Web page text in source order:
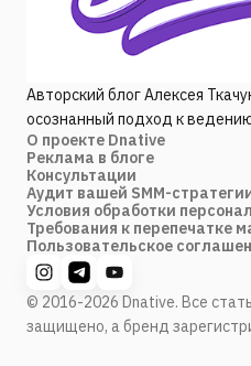
Авторский блог Алексея
осознанный подход к
О проекте Dnative
Реклама в блоге
Консультации
Аудит вашей SMM-
Условия обработки
Требования к перепечатке
Пользовательское
© 2016-2026 Dnative. Все
защищено, а бренд